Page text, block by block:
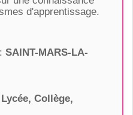
d'apprentissage.
SAINT-MARS-LA-
Collège,